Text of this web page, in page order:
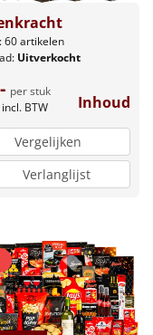
60 artikelen
Uitverkocht
per stuk
incl. BTW Inhoud
Vergelijken
Verlanglijst